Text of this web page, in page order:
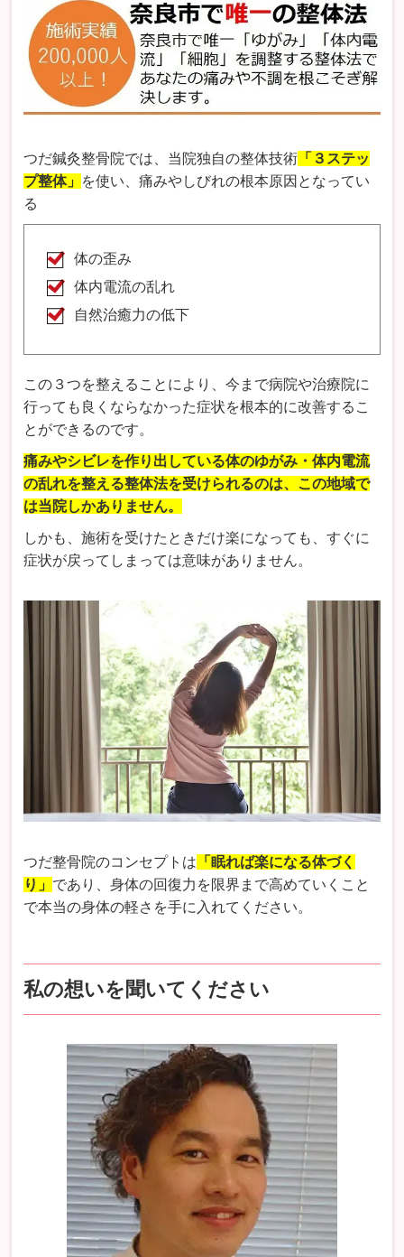
つだ鍼灸整骨院では、当院独自の整体技術 「３ステッ
プ整体」
を使い、痛みやしびれの根本原因となってい
る
体の歪み
体内電流の乱れ
自然治癒力の低下
この３つを整えることにより、今まで病院や治療院に
行っても良くならなかった症状を根本的に改善するこ
とができるのです。
痛みやシビレを作り出している体のゆがみ・体内電流
の乱れを整える整体法を受けられるのは、この地域で
は当院しかありません。
しかも、施術を受けたときだけ楽になっても、すぐに
症状が戻ってしまっては意味がありません。
つだ整骨院のコンセプトは 「眠れば楽になる体づく
り」 であり、身体の回復力を限界まで高めていくこと
で本当の身体の軽さを手に入れてください。
私の想いを聞いてください